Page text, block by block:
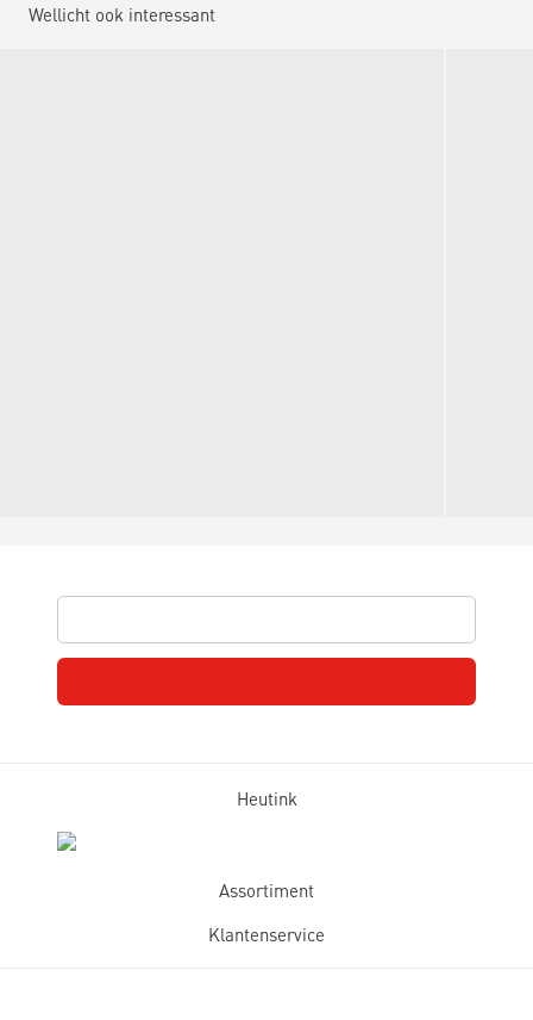
Wellicht ook interessant
Heutink
Assortiment
Klantenservice